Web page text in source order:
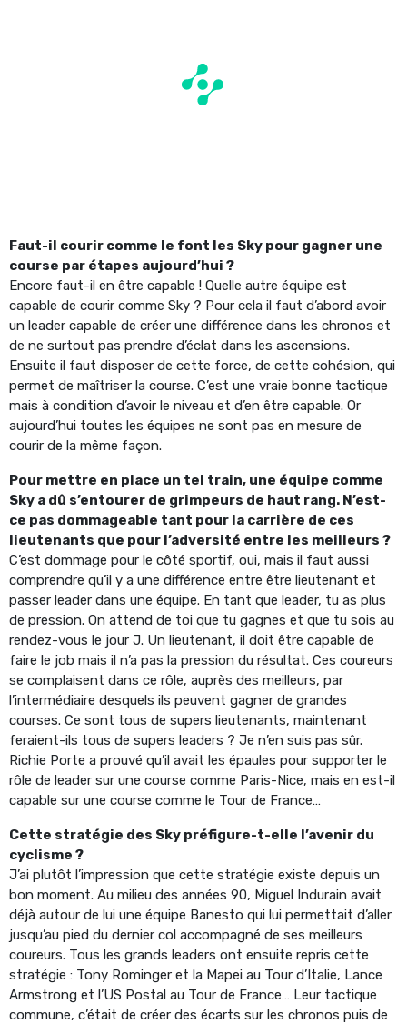
Faut-il courir comme le font les Sky pour gagner une
course par étapes aujourd’hui ?
Encore faut-il en être capable ! Quelle autre équipe est
capable de courir comme Sky ? Pour cela il faut d’abord avoir
un leader capable de créer une différence dans les chronos et
de ne surtout pas prendre d’éclat dans les ascensions.
Ensuite il faut disposer de cette force, de cette cohésion, qui
permet de maîtriser la course. C’est une vraie bonne tactique
mais à condition d’avoir le niveau et d’en être capable. Or
aujourd’hui toutes les équipes ne sont pas en mesure de
courir de la même façon.
Pour mettre en place un tel train, une équipe comme
Sky a dû s’entourer de grimpeurs de haut rang. N’est-
ce pas dommageable tant pour la carrière de ces
lieutenants que pour l’adversité entre les meilleurs ?
C’est dommage pour le côté sportif, oui, mais il faut aussi
comprendre qu’il y a une différence entre être lieutenant et
passer leader dans une équipe. En tant que leader, tu as plus
de pression. On attend de toi que tu gagnes et que tu sois au
rendez-vous le jour J. Un lieutenant, il doit être capable de
faire le job mais il n’a pas la pression du résultat. Ces coureurs
se complaisent dans ce rôle, auprès des meilleurs, par
l’intermédiaire desquels ils peuvent gagner de grandes
courses. Ce sont tous de supers lieutenants, maintenant
feraient-ils tous de supers leaders ? Je n’en suis pas sûr.
Richie Porte a prouvé qu’il avait les épaules pour supporter le
rôle de leader sur une course comme Paris-Nice, mais en est-il
capable sur une course comme le Tour de France…
Cette stratégie des Sky préfigure-t-elle l’avenir du
cyclisme ?
J’ai plutôt l’impression que cette stratégie existe depuis un
bon moment. Au milieu des années 90, Miguel Indurain avait
déjà autour de lui une équipe Banesto qui lui permettait d’aller
jusqu’au pied du dernier col accompagné de ses meilleurs
coureurs. Tous les grands leaders ont ensuite repris cette
stratégie : Tony Rominger et la Mapei au Tour d’Italie, Lance
Armstrong et l’US Postal au Tour de France… Leur tactique
commune, c’était de créer des écarts sur les chronos puis de